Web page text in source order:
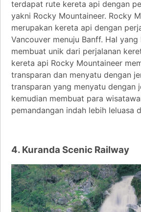
terdapat rute kereta api dengan
yakni Rocky Mountaineer. Rocky
merupakan kereta api dengan
Vancouver menuju Banff. Hal yang
membuat unik dari perjalanan
kereta api Rocky Mountaineer
transparan dan menyatu dengan
transparan yang menyatu dengan
kemudian membuat para
pemandangan indah lebih leluasa
4. Kuranda Scenic Railway